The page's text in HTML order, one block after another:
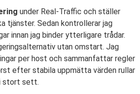
under Real-Traffic och ställer
tjänster. Sedan kontrollerar jag
innan jag binder ytterligare trådar.
utan omstart. Jag
per host och sammanfattar regler
efter stabila uppmätta värden rullar
stort sett.